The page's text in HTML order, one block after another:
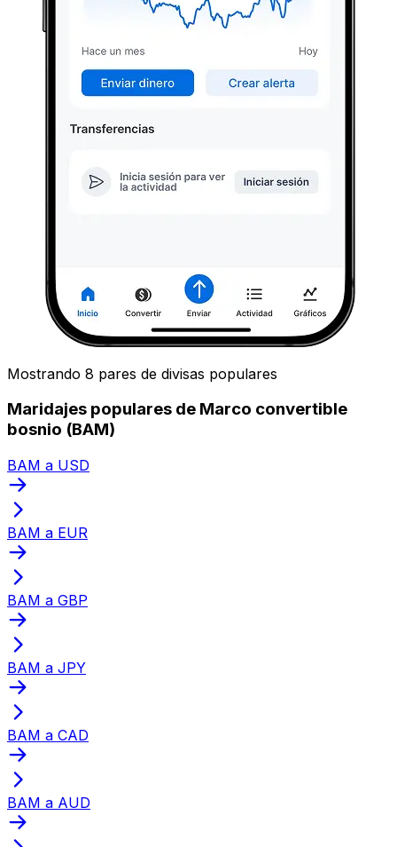
Mostrando 8 pares de divisas populares
Maridajes populares de Marco convertible
bosnio (BAM)
BAM a USD
BAM a EUR
BAM a GBP
BAM a JPY
BAM a CAD
BAM a AUD